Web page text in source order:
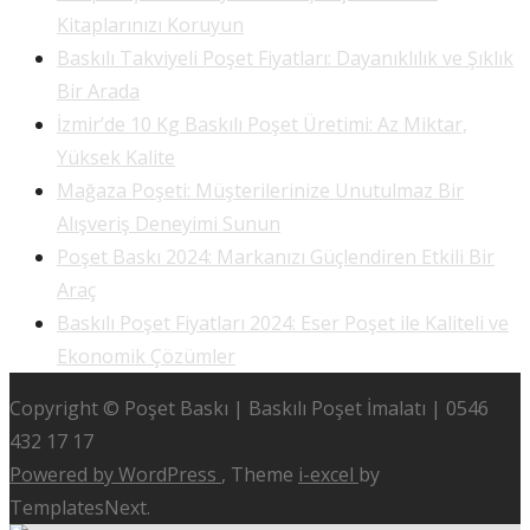
Kitaplarınızı Koruyun
Baskılı Takviyeli Poşet Fiyatları: Dayanıklılık ve Şıklık
Bir Arada
İzmir’de 10 Kg Baskılı Poşet Üretimi: Az Miktar,
Yüksek Kalite
Mağaza Poşeti: Müşterilerinize Unutulmaz Bir
Alışveriş Deneyimi Sunun
Poşet Baskı 2024: Markanızı Güçlendiren Etkili Bir
Araç
Baskılı Poşet Fiyatları 2024: Eser Poşet ile Kaliteli ve
Ekonomik Çözümler
Copyright © Poşet Baskı | Baskılı Poşet İmalatı | 0546
432 17 17
Powered by WordPress , Theme i-excel by
TemplatesNext.